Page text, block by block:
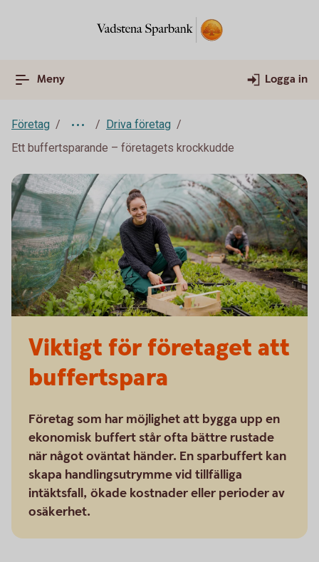
Meny Logga in
Företag
Driva företag
Ett buffertsparande – företagets krockkudde
Viktigt för företaget att
buffertspara
Företag som har möjlighet att bygga upp en
ekonomisk buffert står ofta bättre rustade
när något oväntat händer. En sparbuffert kan
skapa handlingsutrymme vid tillfälliga
intäktsfall, ökade kostnader eller perioder av
osäkerhet.